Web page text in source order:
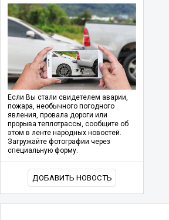
Если Вы стали свидетелем аварии,
пожара, необычного погодного
явления, провала дороги или
прорыва теплотрассы, сообщите об
этом в ленте народных новостей.
Загружайте фотографии через
специальную форму.
ДОБАВИТЬ НОВОСТЬ